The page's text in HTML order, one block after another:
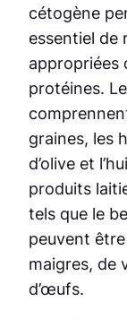
cétogène
essentiel de
appropriées
protéines.
graines, les
d’olive et
produits
tels que le
peuvent
maigres, de
d’œufs.